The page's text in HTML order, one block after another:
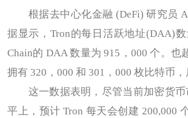
根据去中心化金融 (DeFi) 研究员
据显示，Tron的每日活跃地址(DAA)
Chain的 DAA 数量为 915，000 个。
拥有 320，000 和 301，000 枚比特币
这一数据表明，尽管当前加密货币
平上，预计 Tron 每天会创建 200,000